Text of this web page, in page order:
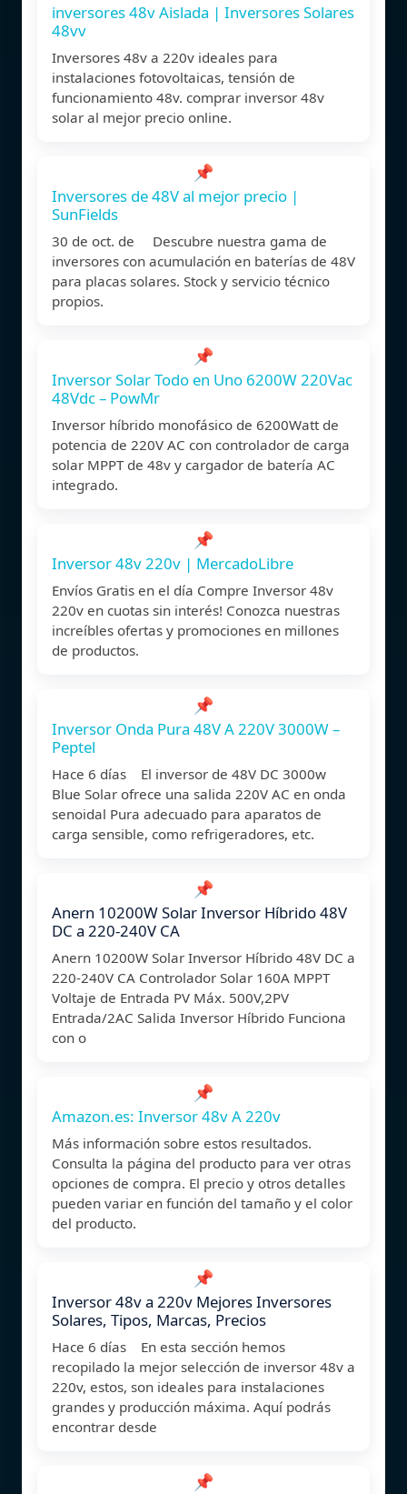
inversores 48v Aislada | Inversores Solares
48vv
Inversores 48v a 220v ideales para
instalaciones fotovoltaicas, tensión de
funcionamiento 48v. comprar inversor 48v
solar al mejor precio online.
📌
Inversores de 48V al mejor precio |
SunFields
30 de oct. de Descubre nuestra gama de
inversores con acumulación en baterías de 48V
para placas solares. Stock y servicio técnico
propios.
📌
Inversor Solar Todo en Uno 6200W 220Vac
48Vdc – PowMr
Inversor híbrido monofásico de 6200Watt de
potencia de 220V AC con controlador de carga
solar MPPT de 48v y cargador de batería AC
integrado.
📌
Inversor 48v 220v | MercadoLibre
Envíos Gratis en el día Compre Inversor 48v
220v en cuotas sin interés! Conozca nuestras
increíbles ofertas y promociones en millones
de productos.
📌
Inversor Onda Pura 48V A 220V 3000W –
Peptel
Hace 6 días El inversor de 48V DC 3000w
Blue Solar ofrece una salida 220V AC en onda
senoidal Pura adecuado para aparatos de
carga sensible, como refrigeradores, etc.
📌
Anern 10200W Solar Inversor Híbrido 48V
DC a 220-240V CA
Anern 10200W Solar Inversor Híbrido 48V DC a
220-240V CA Controlador Solar 160A MPPT
Voltaje de Entrada PV Máx. 500V,2PV
Entrada/2AC Salida Inversor Híbrido Funciona
con o
📌
Amazon.es: Inversor 48v A 220v
Más información sobre estos resultados.
Consulta la página del producto para ver otras
opciones de compra. El precio y otros detalles
pueden variar en función del tamaño y el color
del producto.
📌
Inversor 48v a 220v Mejores Inversores
Solares, Tipos, Marcas, Precios
Hace 6 días En esta sección hemos
recopilado la mejor selección de inversor 48v a
220v, estos, son ideales para instalaciones
grandes y producción máxima. Aquí podrás
encontrar desde
📌